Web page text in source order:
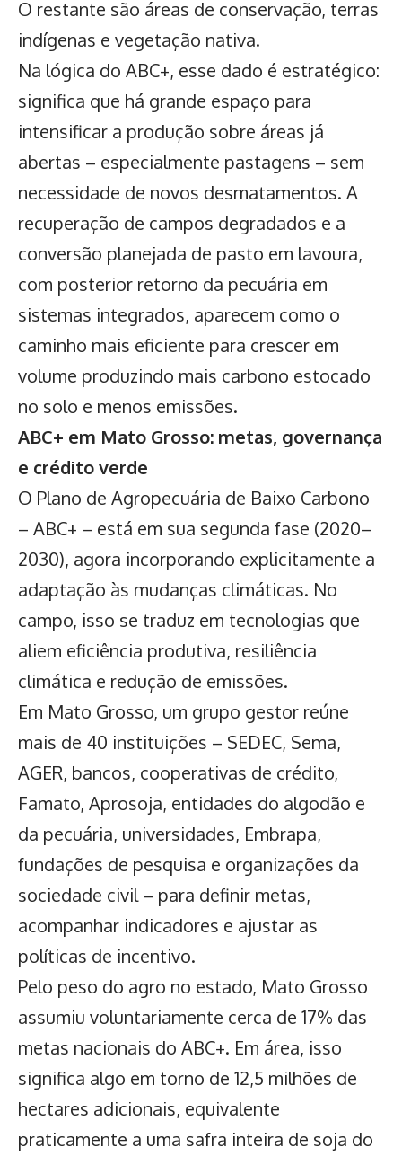
O restante são áreas de conservação, terras
indígenas e vegetação nativa.
Na lógica do ABC+, esse dado é estratégico:
significa que há grande espaço para
intensificar a produção sobre áreas já
abertas – especialmente pastagens – sem
necessidade de novos desmatamentos. A
recuperação de campos degradados e a
conversão planejada de pasto em lavoura,
com posterior retorno da pecuária em
sistemas integrados, aparecem como o
caminho mais eficiente para crescer em
volume produzindo mais carbono estocado
no solo e menos emissões.
ABC+ em Mato Grosso: metas, governança
e crédito verde
O Plano de Agropecuária de Baixo Carbono
– ABC+ – está em sua segunda fase (2020–
2030), agora incorporando explicitamente a
adaptação às mudanças climáticas. No
campo, isso se traduz em tecnologias que
aliem eficiência produtiva, resiliência
climática e redução de emissões.
Em Mato Grosso, um grupo gestor reúne
mais de 40 instituições – SEDEC, Sema,
AGER, bancos, cooperativas de crédito,
Famato, Aprosoja, entidades do algodão e
da pecuária, universidades, Embrapa,
fundações de pesquisa e organizações da
sociedade civil – para definir metas,
acompanhar indicadores e ajustar as
políticas de incentivo.
Pelo peso do agro no estado, Mato Grosso
assumiu voluntariamente cerca de 17% das
metas nacionais do ABC+. Em área, isso
significa algo em torno de 12,5 milhões de
hectares adicionais, equivalente
praticamente a uma safra inteira de soja do